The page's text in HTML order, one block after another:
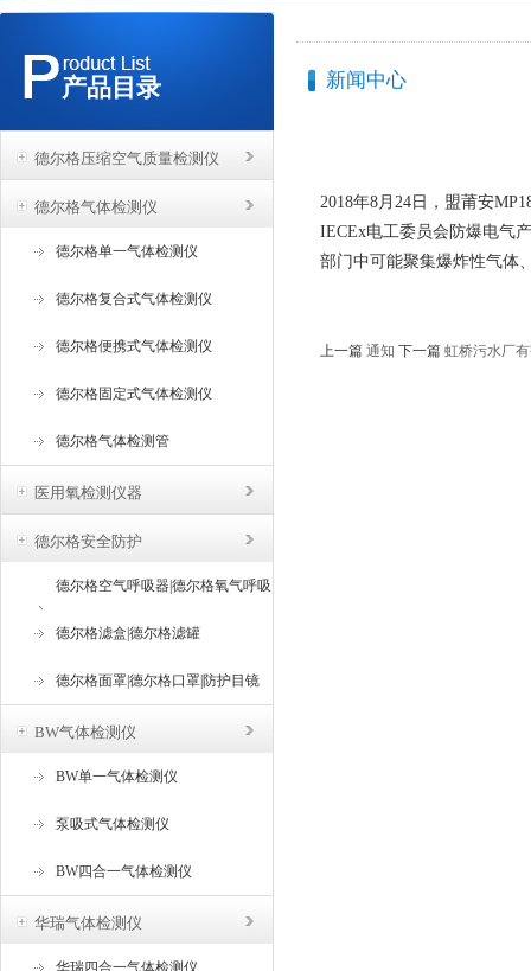
产品目录
德尔格压缩空气质量检测仪
德尔格气体检测仪
德尔格单一气体检测仪
德尔格复合式气体检测仪
德尔格便携式气体检测仪
德尔格固定式气体检测仪
德尔格气体检测管
医用氧检测仪器
德尔格安全防护
德尔格空气呼吸器|德尔格氧气呼吸
器
德尔格滤盒|德尔格滤罐
德尔格面罩|德尔格口罩|防护目镜
BW气体检测仪
BW单一气体检测仪
泵吸式气体检测仪
BW四合一气体检测仪
华瑞气体检测仪
华瑞四合一气体检测仪
新闻中心
2018年8月24日，盟莆安
IECEx电工委员会防爆电气
部门中可能聚集爆炸性气体
上一篇 通知 下一篇 虹桥污水厂